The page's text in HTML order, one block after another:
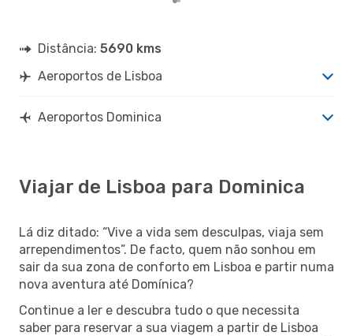
Distância: 5690 kms
Aeroportos de Lisboa
Aeroportos Dominica
Viajar de Lisboa para Dominica
Lá diz ditado: “Vive a vida sem desculpas, viaja sem
arrependimentos”. De facto, quem não sonhou em
sair da sua zona de conforto em Lisboa e partir numa
nova aventura até Domínica?
Continue a ler e descubra tudo o que necessita
saber para reservar a sua viagem a partir de Lisboa